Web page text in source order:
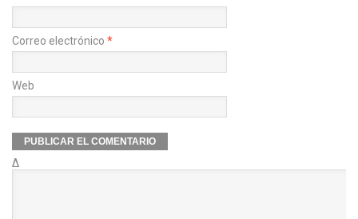
Correo electrónico *
Web
Δ